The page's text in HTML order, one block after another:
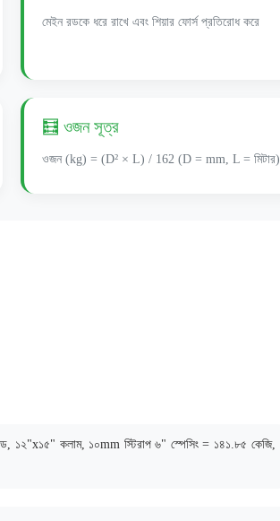
মেইন রডকে ধরে রাখে এবং শিয়ার ফোর্স প্রতিরোধ করে
🧮 ওজন সূত্র
ওজন (kg) = (D² × L) / 162 (D = mm, L = মিটার)
১২"x১৫" কলাম, ১০mm স্টিরাপ ৬" স্পেসিং = ১৪১.৮৫ কেজি,